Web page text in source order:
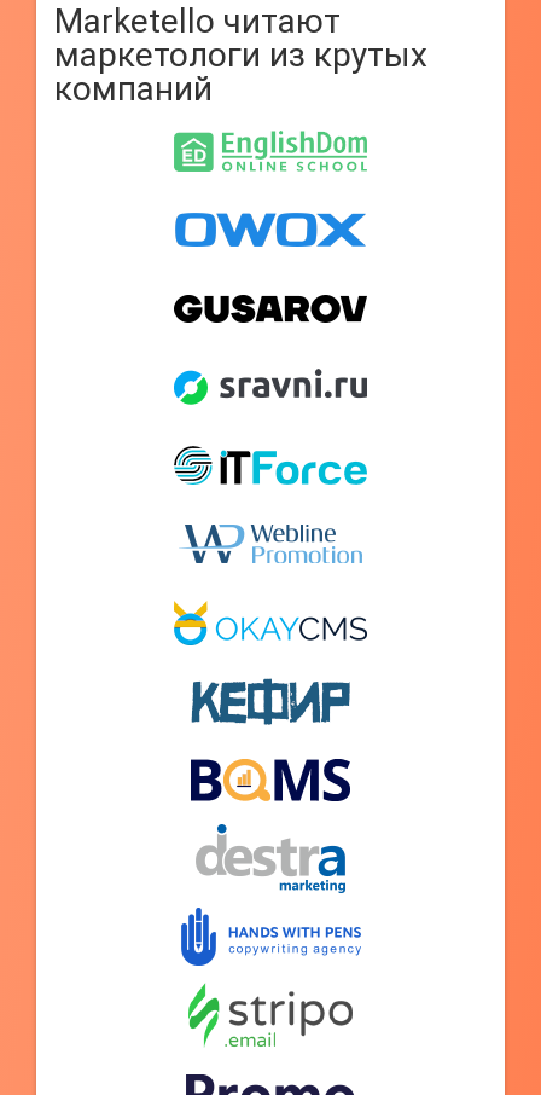
Marketello читают
маркетологи из крутых
компаний